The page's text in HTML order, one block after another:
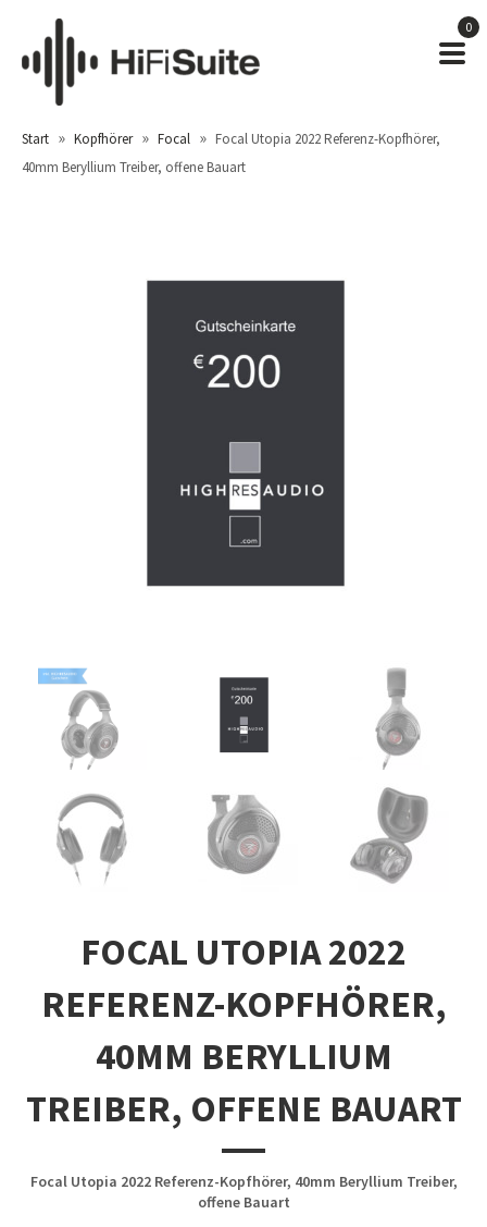
0
Start » Kopfhörer » Focal » Focal Utopia 2022 Referenz-Kopfhörer,
40mm Beryllium Treiber, offene Bauart
FOCAL UTOPIA 2022
REFERENZ-KOPFHÖRER,
40MM BERYLLIUM
TREIBER, OFFENE BAUART
Focal Utopia 2022 Referenz-Kopfhörer, 40mm Beryllium Treiber,
offene Bauart